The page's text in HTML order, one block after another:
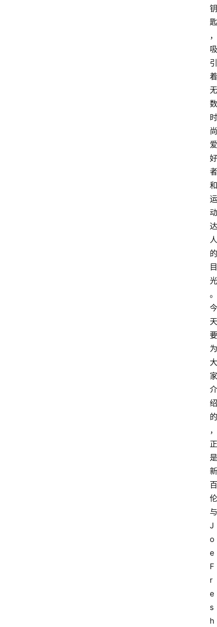
钥
匙
，
吸
引
着
无
数
时
尚
爱
好
者
和
运
动
达
人
的
目
光
。
今
天
要
为
大
家
介
绍
的
，
正
是
新
百
伦
与
J
o
e
F
r
e
s
h